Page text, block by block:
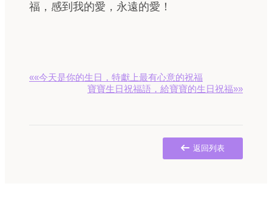
福，感到我的愛，永遠的愛！
««今天是你的生日，特獻上最有心意的祝福
寶寶生日祝福語，給寶寶的生日祝福»»
返回列表